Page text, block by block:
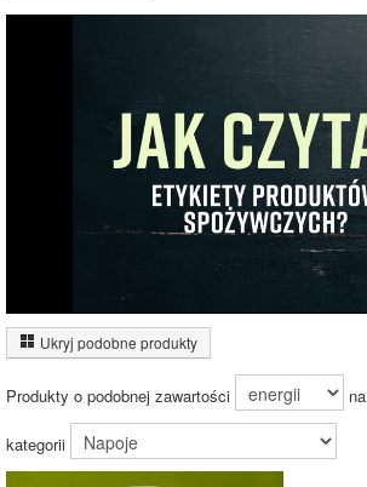
Wykres składu produktu
Pozostałe (87%)
100%
Ukryj podobne produkty
Produkty o podobnej zawartości na
kategorii